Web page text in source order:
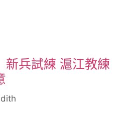
新兵試練 滬江教練